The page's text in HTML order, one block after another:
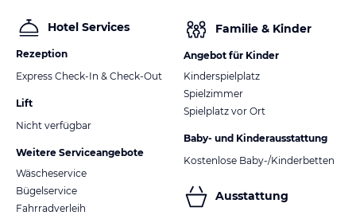
Hotel Services
Rezeption
Express Check-In & Check-Out
Lift
Nicht verfügbar
Weitere Serviceangebote
Wäscheservice
Bügelservice
Fahrradverleih
Familie & Kinder
Angebot für Kinder
Kinderspielplatz
Spielzimmer
Spielplatz vor Ort
Baby- und Kinderausstattung
Kostenlose Baby-/Kinderbetten
Ausstattung